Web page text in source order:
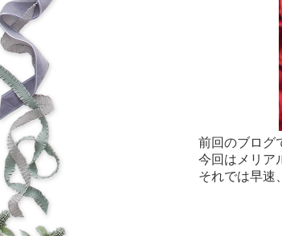
前回のブログ
今回はメリア
それでは早速